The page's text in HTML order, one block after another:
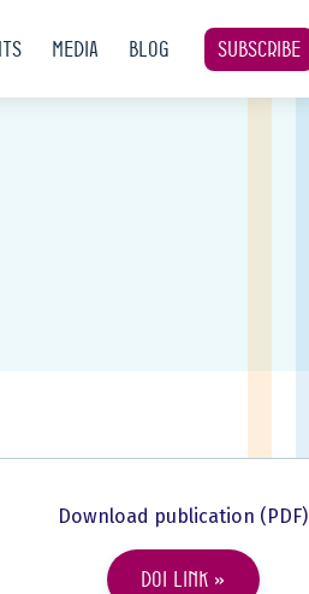
Media Blog Subscribe
Download publication (PDF)
DOI link